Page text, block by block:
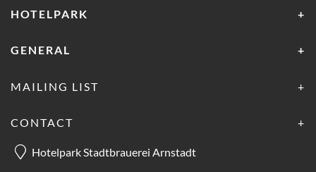
HOTELPARK
GENERAL
MAILING LIST
CONTACT
Hotelpark Stadtbrauerei Arnstadt